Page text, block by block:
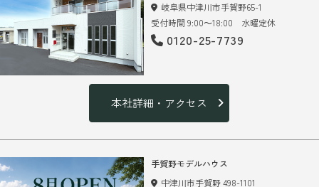
岐阜県中津川市手賀野65-1
受付時間 9:00～18:00 水曜定休
0120-25-7739
本社詳細・アクセス
手賀野モデルハウス
中津川市手賀野 498-1101